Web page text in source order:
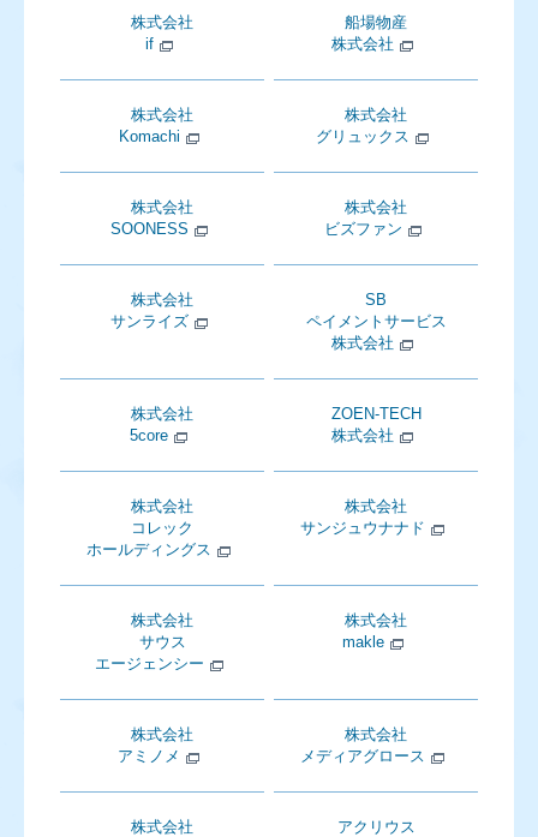
株式会社
if
船場物産
株式会社
株式会社
Komachi
株式会社
グリュックス
株式会社
SOONESS
株式会社
ビズファン
株式会社
サンライズ
SB
ペイメントサービス
株式会社
株式会社
5core
ZOEN-TECH
株式会社
株式会社
コレック
ホールディングス
株式会社
サンジュウナナド
株式会社
サウス
エージェンシー
株式会社
makle
株式会社
アミノメ
株式会社
メディアグロース
株式会社
アクリウス